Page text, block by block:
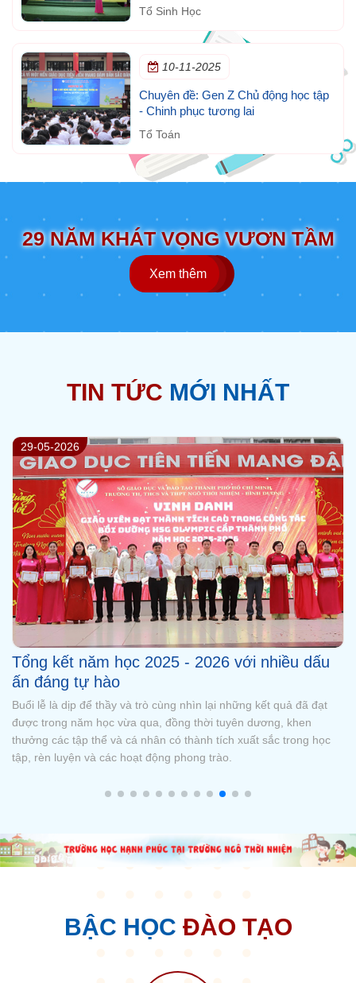
ngày thế giới phòng, chống HIV/AIDS
(1/12)
Tổ Sinh Học
10-11-2025
Chuyên đề: Gen Z Chủ động học tập
- Chinh phục tương lai
Tổ Toán
29 NĂM KHÁT VỌNG VƯƠN TẦM
Xem thêm
TIN TỨC MỚI NHẤT
29-05-2026
Thông báo về việc sử dụng Logo và tiếp nhận
thông tin qua các kênh truyền thông của
Trường Ngô Thời Nhiệm
Hiện nay, trên các nền tảng mạng xã hội, Nhà trường ghi nhận có
nhiều cá nhân, tổ chức đang sử dụng trái phép logo của Nhà
trường cho các mục đích thương mại phi pháp, cung cấp thông
BẬC HỌC ĐÀO TẠO